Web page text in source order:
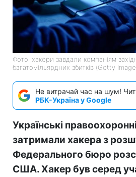
Фото: хакери завдали компаніям
багатомільярдних збитків (Getty
Не витрачай час на шум!
РБК-Україна у Google
Українські
затримали хакера з
Федерального бюро
США. Хакер був серед